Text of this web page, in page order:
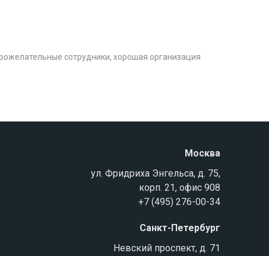
сотрудники, хорошая организация
Москва
ул. Фридриха Энгельса, д. 75,
корп. 21, офис 908
+7 (495) 276-00-34
Санкт-Петербург
Невский проспект, д. 71